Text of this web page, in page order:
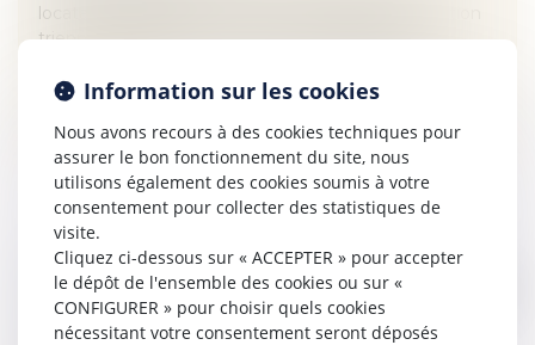
locataire défaillant est soumis au délai de prescription
triennal de l’article 7-1 de la loi du 6 juillet 1989...
Lire la suite
TOUT SAVOIR SUR LA RESPONSABILITÉ DU
CONDUCTEUR
Veille juridique
Information sur les cookies
Nous avons recours à des cookies techniques pour
assurer le bon fonctionnement du site, nous
utilisons également des cookies soumis à votre
consentement pour collecter des statistiques de
visite.
Cliquez ci-dessous sur « ACCEPTER » pour accepter
le dépôt de l'ensemble des cookies ou sur «
CONFIGURER » pour choisir quels cookies
nécessitant votre consentement seront déposés